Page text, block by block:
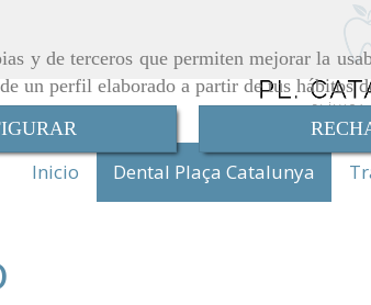
y de terceros que permiten mejorar la
un perfil elaborado a partir de tus hábitos
Inicio Dental Plaça Catalunya